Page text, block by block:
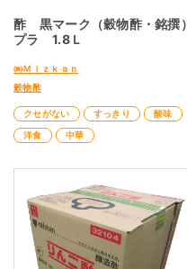
酢 黒マーク（穀物酢・銘撰）
プラ 1.8Ｌ
㈱Ｍｉｚｋａｎ
穀物酢
クセがない すっきり
酸味
洋食
中華